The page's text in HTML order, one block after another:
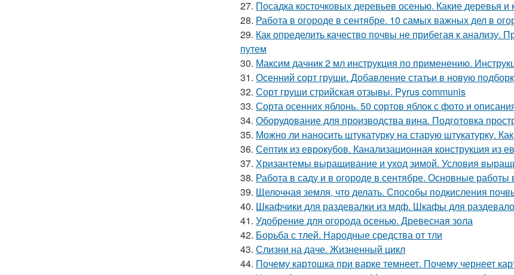
27. Посадка косточковых деревьев осенью. Какие деревья
28. Работа в огороде в сентябре. 10 самых важных дел в
29. Как определить качество почвы не прибегая к анализу.
путем
30. Максим дачник 2 мл инструкция по применению.
31. Осенний сорт груши. Добавление статьи в новую
32. Сорт груши стрийская отзывы. Pyrus communis
33. Сорта осенних яблонь. 50 сортов яблок с фото и
34. Оборудование для производства вина. Подготовка
35. Можно ли наносить штукатурку на старую штукатурку.
36. Септик из еврокубов. Канализационная конструкция из
37. Хризантемы выращивание и уход зимой. Условия
38. Работа в саду и в огороде в сентябре. Основные работы
39. Щелочная земля, что делать. Способы подкисления
40. Шкафчики для раздевалки из мдф. Шкафы для
41. Удобрение для огорода осенью. Древесная зола
42. Борьба с тлей. Народные средства от тли
43. Слизни на даче. Жизненный цикл
44. Почему картошка при варке темнеет. Почему чернеет